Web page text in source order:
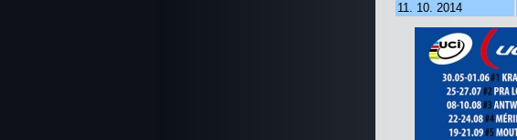
11. 10. 2014